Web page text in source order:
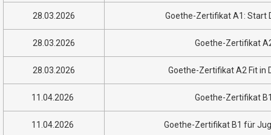
28.03.2026 Goethe-Zertifikat A1: Start
28.03.2026 Goethe-Zertifikat
28.03.2026 Goethe-Zertifikat A2 Fit in
11.04.2026 Goethe-Zertifikat
11.04.2026 Goethe-Zertifikat B1 für